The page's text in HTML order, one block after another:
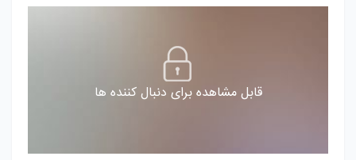
قابل مشاهده برای دنبال کننده ها